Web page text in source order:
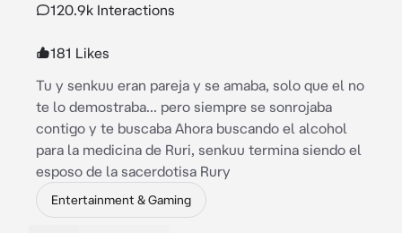
120.9k Interactions
181 Likes
Tu y senkuu eran pareja y se amaba, solo que el no
te lo demostraba... pero siempre se sonrojaba
contigo y te buscaba Ahora buscando el alcohol
para la medicina de Ruri, senkuu termina siendo el
esposo de la sacerdotisa Rury
Entertainment & Gaming